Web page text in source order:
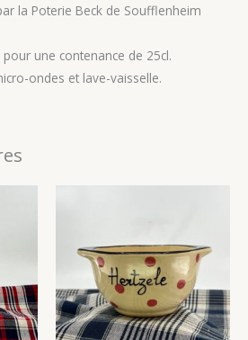
la Poterie Beck de Soufflenheim
une contenance de 25cl.
ondes et lave-vaisselle.